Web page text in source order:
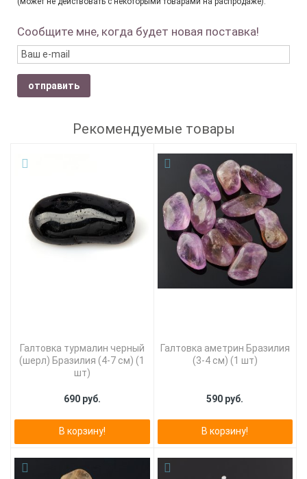
Сообщите мне, когда будет новая поставка!
отправить
Рекомендуемые товары
Галтовка турмалин черный
(шерл) Бразилия (4-7 см) (1
шт)
690 руб.
В корзину!
Галтовка аметрин Бразилия
(3-4 см) (1 шт)
590 руб.
В корзину!